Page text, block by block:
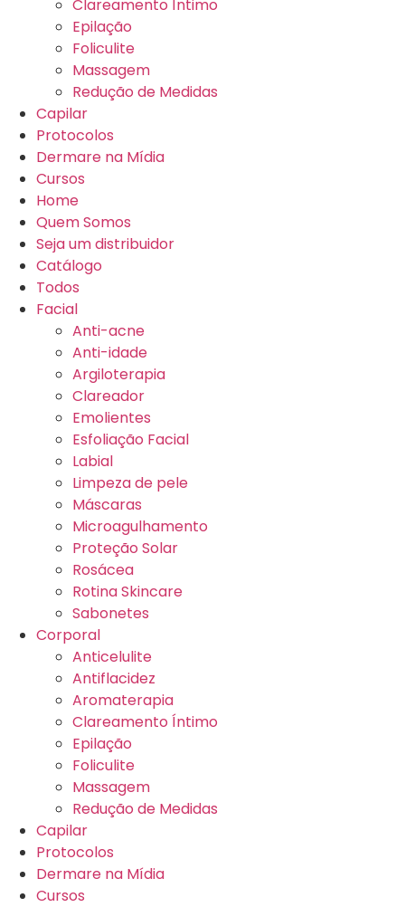
Clareamento Íntimo
Epilação
Foliculite
Massagem
Redução de Medidas
Capilar
Protocolos
Dermare na Mídia
Cursos
Home
Quem Somos
Seja um distribuidor
Catálogo
Todos
Facial
Anti-acne
Anti-idade
Argiloterapia
Clareador
Emolientes
Esfoliação Facial
Labial
Limpeza de pele
Máscaras
Microagulhamento
Proteção Solar
Rosácea
Rotina Skincare
Sabonetes
Corporal
Anticelulite
Antiflacidez
Aromaterapia
Clareamento Íntimo
Epilação
Foliculite
Massagem
Redução de Medidas
Capilar
Protocolos
Dermare na Mídia
Cursos